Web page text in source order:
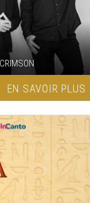
EN SAVOIR PLUS